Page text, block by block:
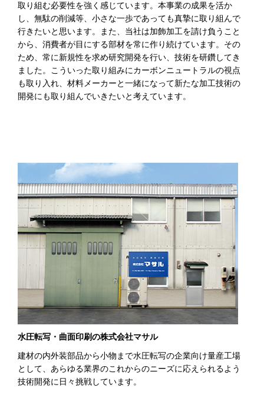
取り組む必要性を強く感じています。本事業の成果を活か
し、無駄の削減等、小さな一歩であっても真摯に取り組んで
行きたいと思います。また、当社は加飾加工を請け負うこと
から、消費者が目にする部材を常に作り続けています。その
ため、常に新規性を求め研究開発を行い、技術を研鑽してき
ました。こういった取り組みにカーボンニュートラルの視点
も取り入れ、材料メーカーと一緒になって新たな加工技術の
開発にも取り組んでいきたいと考えています。
水圧転写・曲面印刷の株式会社マサル
建材の内外装部品から小物まで水圧転写の企業向け量産工場
として、あらゆる業界のこれからのニーズに応えられるよう
技術開発に日々挑戦しています。